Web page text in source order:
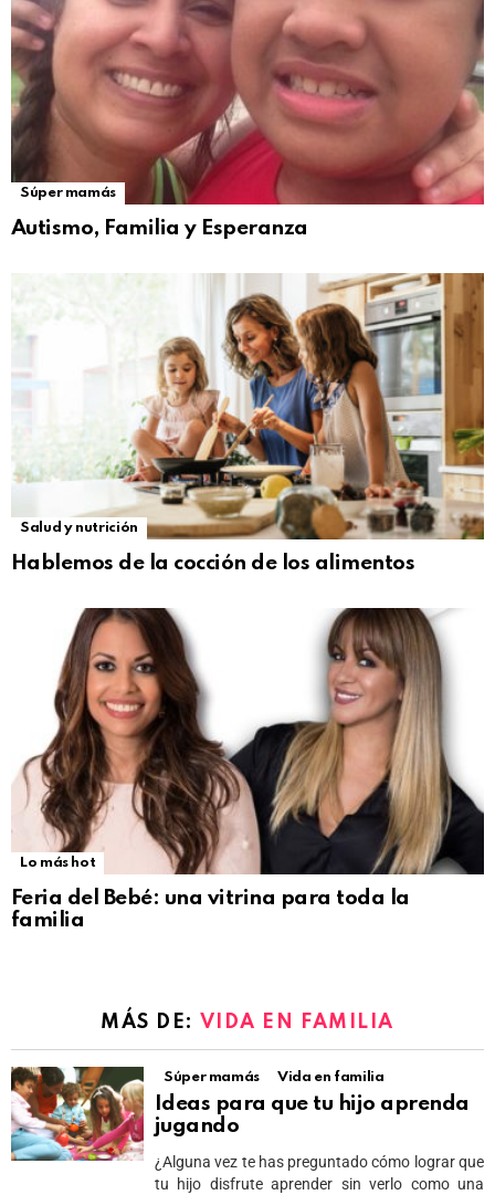
Súper mamás
Autismo, Familia y Esperanza
Salud y nutrición
Hablemos de la cocción de los alimentos
Lo más hot
Feria del Bebé: una vitrina para toda la
familia
MÁS DE: VIDA EN FAMILIA
Súper mamás Vida en familia
Ideas para que tu hijo aprenda
jugando
¿Alguna vez te has preguntado cómo lograr que
tu hijo disfrute aprender sin verlo como una